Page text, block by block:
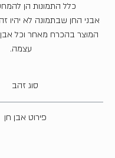
כלל התמונות הן
אבני החן שבתמונה לא יהיו
המוצר בהכרח מאחר וכל אבן
עצמה.
סוג זהב
פירוט אבן חן